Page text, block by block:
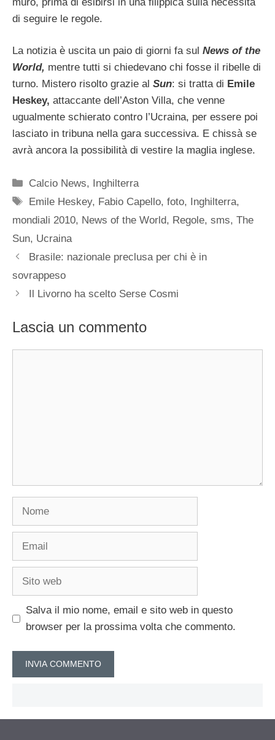
di seguire le regole.
La notizia è uscita un paio di giorni fa sul News of the
World, mentre tutti si chiedevano chi fosse il ribelle di
turno. Mistero risolto grazie al Sun: si tratta di Emile
Heskey, attaccante dell’Aston Villa, che venne
ugualmente schierato contro l’Ucraina, per essere poi
lasciato in tribuna nella gara successiva. E chissà se
avrà ancora la possibilità di vestire la maglia inglese.
Categorie
Calcio News, Inghilterra
Tag
Emile Heskey, Fabio Capello,foto, Inghilterra,
mondiali 2010, News of the World, Regole, sms, The
Sun, Ucraina
Brasile: nazionale preclusa per chi è in
sovrappeso
Il Livorno ha scelto Serse Cosmi
Lascia un commento
Nome
Email
Sito
Salva il mio nome, email e sito web in questo
browser per la prossima volta che commento.